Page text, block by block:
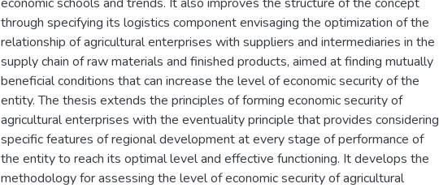
through specifying its logistics component envisaging the optimization of the
relationship of agricultural enterprises with suppliers and intermediaries in the
supply chain of raw materials and finished products, aimed at finding mutually
beneficial conditions that can increase the level of economic security of the
entity. The thesis extends the principles of forming economic security of
agricultural enterprises with the eventuality principle that provides considering
specific features of regional development at every stage of performance of
the entity to reach its optimal level and effective functioning. It develops the
methodology for assessing the level of economic security of agricultural